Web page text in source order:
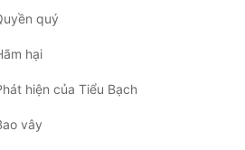
quý
hại
hiện của Tiểu Bạch
vây